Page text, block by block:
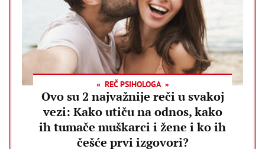
REČ PSIHOLOGA
Ovo su 2 najvažnije reči u svakoj
vezi: Kako utiču na odnos, kako
ih tumače muškarci i žene i ko ih
češće prvi izgovori?